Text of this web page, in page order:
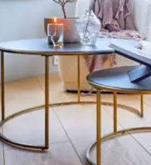
Zobacz wszystkich
Produkty
Inspiracje
Zrównoważony rozwój